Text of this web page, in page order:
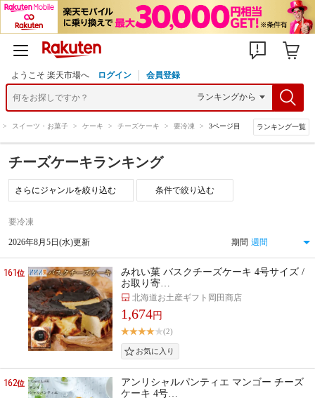
ようこそ 楽天市場へ ログイン 会員登録
> スイーツ・お菓子 > ケーキ > チーズケーキ > 要冷凍 > 3ページ目 ランキング一覧
チーズケーキランキング
条件で絞り込む
要冷凍
2026年8月5日(水)更新 期間
161位
みれい菓 バスクチーズケーキ 4号サイズ /
お取り寄…
北海道お土産ギフト岡田商店
1,674円
(2)
162位
アンリシャルパンティエ マンゴー チーズ
ケーキ 4号…